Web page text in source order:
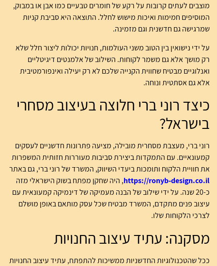
מוצבים לעתים קרובות על רקע של חומרים טבעיים כמו אבן או במבוק,
המוסיפים חמימות ואיכות מישוש לחלל. התוצאה היא סביבת קניות
שמרגישה גם חדשנית וגם מזמינה.
על ידי נישואין בין הטוב משני העולמות, חנויות יכולות ליצור חלל שלא
רק מושך אלא גם משמר לקוחות. השילוב של אלמנטים דיגיטליים
ואנלוגיים מבטיח שחווית הקנייה שלכם לא רק יעילה ואינפורמטיבית
אלא גם אסתטית ונוחה.
כיצד רוני ברי חלוצה בעיצוב מסחרי
בישראל?
רוני ברי, מעצבת מסחרית מובילה, מציעה פתרונות חדשניים לעסקים
קמעונאיים. עם התמקדות ביצירת סביבות מעוררות חזותית המשפרות
את חוויית הלקוח ותומכות ביעדי השיווק, המשרד של רוני ברי, גם באתר
https://ronyb-design.co.il, היה שחקן מפתח בשוק הישראלי מזה
כ-20 שנה. על ידי שילוב של הבנה מעמיקה של דינמיקה קמעונאית עם
עיצוב פנים מתקדם, המשרד מבטיח שכל עסק מותאם באופן מושלם
לצרכי הלקוחות שלו.
מסקנה: עתיד עיצוב החנויות
ככל שהטכנולוגיות החדשניות ממשיכות להתפתח, עתיד עיצוב החנויות